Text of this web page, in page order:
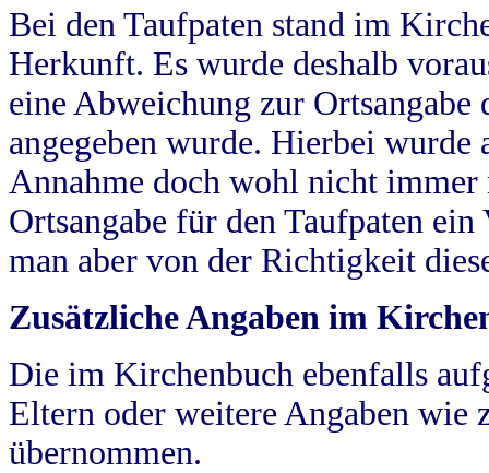
Bei den Taufpaten stand im
Herkunft. Es wurde deshalb
eine Abweichung zur
angegeben wurde. Hierbei wurde
Annahme doch wohl nicht
Ortsangabe für den Taufpaten
man aber von der Richtigkeit
Zusätzliche Angaben im
Die im Kirchenbuch ebenfalls
Eltern oder weitere Angaben wie
übernommen.